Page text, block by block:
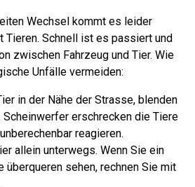
Wechsel kommt es leider
Tieren. Schnell ist es passiert und
zwischen Fahrzeug und Tier. Wie
Unfälle vermeiden:
in der Nähe der Strasse, blenden
Scheinwerfer erschrecken die Tiere
reagieren.
allein unterwegs. Wenn Sie ein
überqueren sehen, rechnen Sie mit